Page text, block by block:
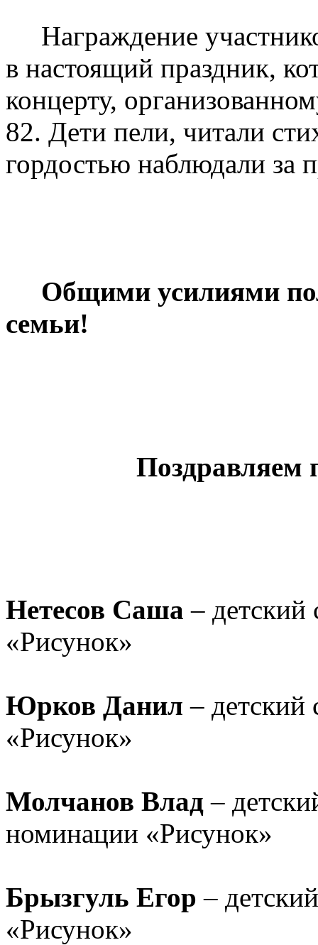
Награждение
в настоящий праздник,
концерту,
82. Дети пели, читали
гордостью наблюдали за
Общими усилиями
семьи!
Поздравляем
Нетесов Саша –
«Рисунок»
Юрков Данил –
«Рисунок»
Молчанов Влад –
номинации «Рисунок»
Брызгуль Егор –
«Рисунок»